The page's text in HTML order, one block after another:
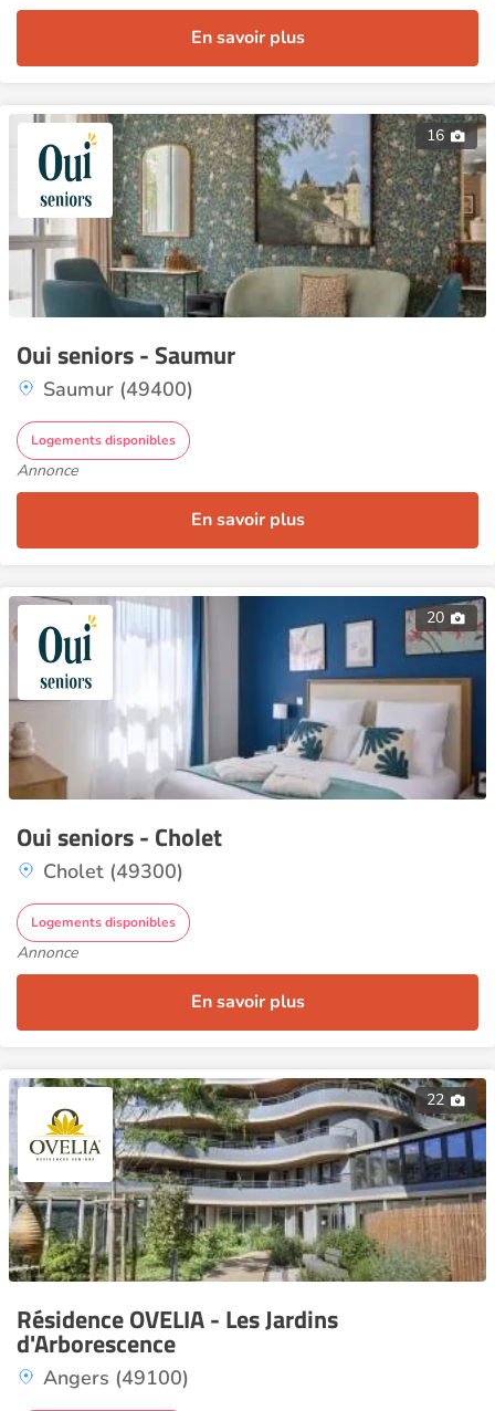
En savoir plus
16
Oui seniors - Saumur
Saumur (49400)
Logements disponibles
Annonce
En savoir plus
20
Oui seniors - Cholet
Cholet (49300)
Logements disponibles
Annonce
En savoir plus
22
Résidence OVELIA - Les Jardins
d'Arborescence
Angers (49100)